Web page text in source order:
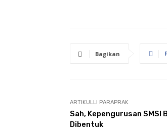
Bagikan
ARTIKULLI PARAPRAK
Sah, Kepengurusan SMSI
Dibentuk